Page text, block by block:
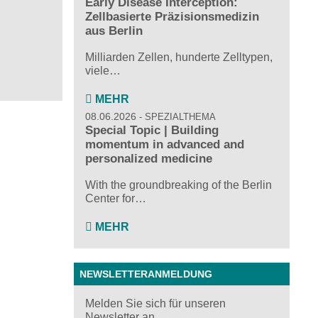
Early Disease Interception:
Zellbasierte Präzisionsmedizin
aus Berlin
Milliarden Zellen, hunderte Zelltypen,
viele…
MEHR
08.06.2026 SPEZIALTHEMA
Special Topic | Building
momentum in advanced and
personalized medicine
With the groundbreaking of the Berlin
Center for…
MEHR
NEWSLETTERANMELDUNG
Melden Sie sich für unseren